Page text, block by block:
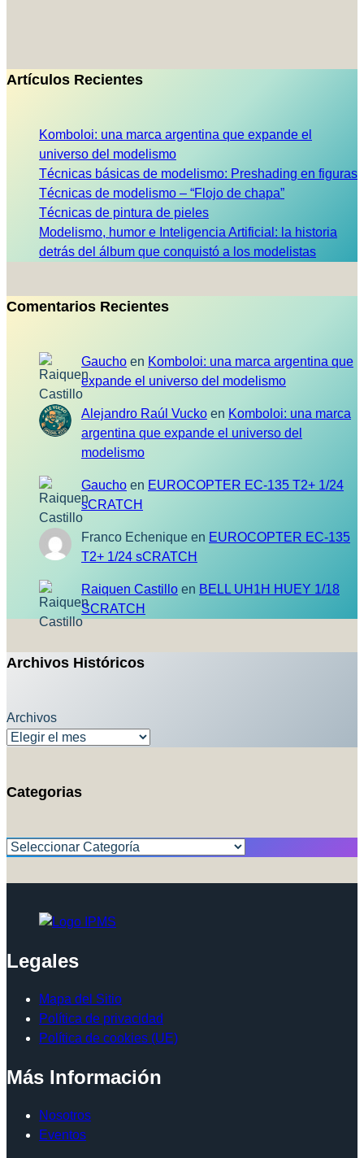
Artículos Recientes
Komboloi: una marca argentina que expande el
universo del modelismo
Técnicas básicas de modelismo: Preshading en figuras
Técnicas de modelismo – “Flojo de chapa”
Técnicas de pintura de pieles
Modelismo, humor e Inteligencia Artificial: la historia
detrás del álbum que conquistó a los modelistas
Comentarios Recientes
Gaucho en Komboloi: una marca argentina que
expande el universo del modelismo
Alejandro Raúl Vucko en Komboloi: una marca
argentina que expande el universo del
modelismo
Gaucho en EUROCOPTER EC-135 T2+ 1/24
sCRATCH
Franco Echenique en EUROCOPTER EC-135
T2+ 1/24 sCRATCH
Raiquen Castillo en BELL UH1H HUEY 1/18
SCRATCH
Archivos Históricos
Archivos
Categorias
Categorías
Legales
Mapa del Sitio
Política de privacidad
Política de cookies (UE)
Más Información
Nosotros
Eventos